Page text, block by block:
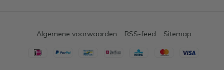
Algemene voorwaarden RSS-feed Sitemap